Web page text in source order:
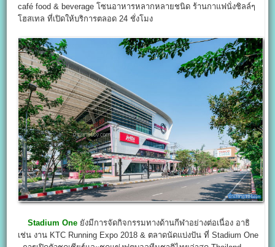
café food & beverage โซนอาหารหลากหลายชนิด ร้านกาแฟนั่งชิลล์ๆ
โฮสเทล ที่เปิดให้บริการตลอด 24 ชั่งโมง
Stadium One ยังมีการจัดกิจกรรมทางด้านกีฬาอย่างต่อเนื่อง อาธิ
เช่น งาน KTC Running Expo 2018 & ตลาดนัดแบ่งปัน ที่ Stadium One